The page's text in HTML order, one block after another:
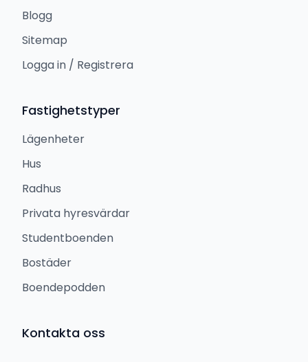
Blogg
Sitemap
Logga in / Registrera
Fastighetstyper
Lägenheter
Hus
Radhus
Privata hyresvärdar
Studentboenden
Bostäder
Boendepodden
Kontakta oss